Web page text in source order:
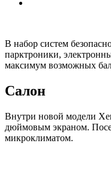
В набор систем
парктроники,
максимум возможных
Салон
Внутри новой модели
дюймовым экраном.
микроклиматом.